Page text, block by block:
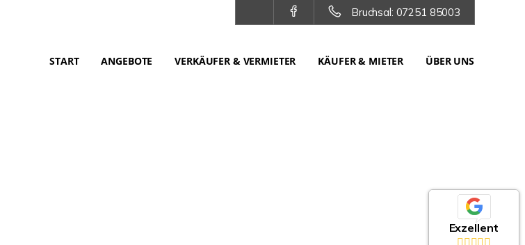
Bruchsal: 07251 85003
START ANGEBOTE VERKÄUFER & VERMIETER KÄUFER & MIETER ÜBER UNS
Exzellent